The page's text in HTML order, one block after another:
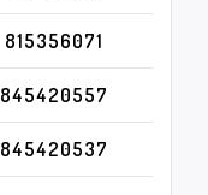
815356071
845420557
845420537